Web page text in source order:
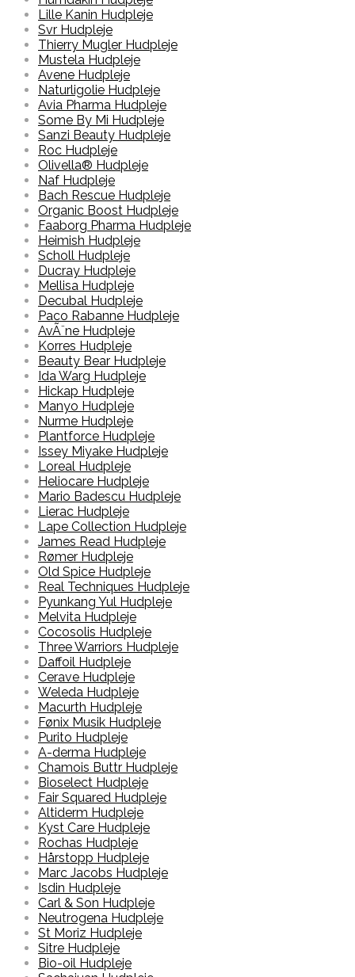
Lille Kanin Hudpleje
Svr Hudpleje
Thierry Mugler Hudpleje
Mustela Hudpleje
Avene Hudpleje
Naturligolie Hudpleje
Avia Pharma Hudpleje
Some By Mi Hudpleje
Sanzi Beauty Hudpleje
Roc Hudpleje
Olivella® Hudpleje
Naf Hudpleje
Bach Rescue Hudpleje
Organic Boost Hudpleje
Faaborg Pharma Hudpleje
Heimish Hudpleje
Scholl Hudpleje
Ducray Hudpleje
Mellisa Hudpleje
Decubal Hudpleje
Paco Rabanne Hudpleje
AvÃ¨ne Hudpleje
Korres Hudpleje
Beauty Bear Hudpleje
Ida Warg Hudpleje
Hickap Hudpleje
Manyo Hudpleje
Nurme Hudpleje
Plantforce Hudpleje
Issey Miyake Hudpleje
Loreal Hudpleje
Heliocare Hudpleje
Mario Badescu Hudpleje
Lierac Hudpleje
Lape Collection Hudpleje
James Read Hudpleje
Rømer Hudpleje
Old Spice Hudpleje
Real Techniques Hudpleje
Pyunkang Yul Hudpleje
Melvita Hudpleje
Cocosolis Hudpleje
Three Warriors Hudpleje
Daffoil Hudpleje
Cerave Hudpleje
Weleda Hudpleje
Macurth Hudpleje
Fønix Musik Hudpleje
Purito Hudpleje
A-derma Hudpleje
Chamois Buttr Hudpleje
Bioselect Hudpleje
Fair Squared Hudpleje
Altiderm Hudpleje
Kyst Care Hudpleje
Rochas Hudpleje
Hårstopp Hudpleje
Marc Jacobs Hudpleje
Isdin Hudpleje
Carl & Son Hudpleje
Neutrogena Hudpleje
St Moriz Hudpleje
Sitre Hudpleje
Bio-oil Hudpleje